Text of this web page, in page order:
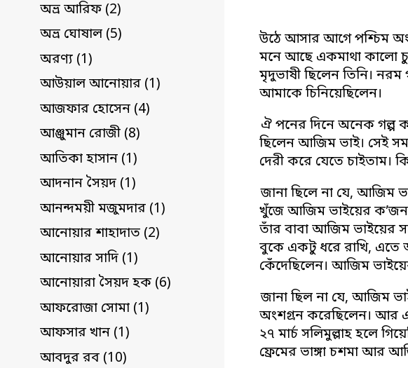
অভ্র আরিফ (2)
অভ্র ঘোষাল (5)
অরণ্য (1)
আউয়াল আনোয়ার (1)
আজফার হোসেন (4)
আঞ্জুমান রোজী (8)
আতিকা হাসান (1)
আদনান সৈয়দ (1)
আনন্দময়ী মজুমদার (1)
আনোয়ার শাহাদাত (2)
আনোয়ার সাদি (1)
আনোয়ারা সৈয়দ হক (6)
আফরোজা সোমা (1)
আফসার খান (1)
আবদুর রব (10)
উঠে আসার আগে পশ্চিম
মনে আছে একমাথা কালো
মৃদুভাষী ছিলেন তিনি।
আমাকে চিনিয়েছিলেন।
ঐ পনের দিনে অনেক গল্প
ছিলেন আজিম ভাই। সেই
দেরী করে যেতে চাইতাম।
জানা ছিলে না যে, আজিম
খুঁজে আজিম ভাইয়ের ক’জন
তাঁর বাবা আজিম ভাইয়ের
বুকে একটু ধরে রাখি, এতে
কেঁদেছিলেন। আজিম
জানা ছিল না যে, আজিম
অংশগ্রন করেছিলেন। আর
২৭ মার্চ সলিমুল্লাহ হলে
ফ্রেমের ভাঙ্গা চশমা আর